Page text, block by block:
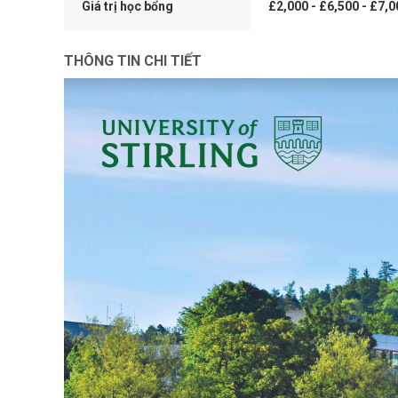
Giá trị học bổng £2,000 - £6,500 -
THÔNG TIN CHI TIẾT